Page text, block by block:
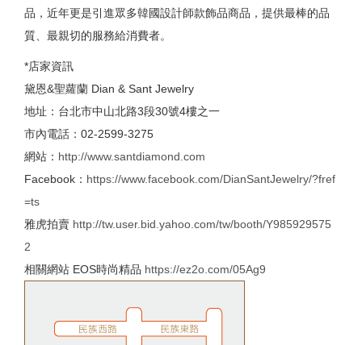
品，近年更是引進眾多韓國設計師款飾品商品，提供最棒的品
質、最親切的服務給消費者。
*店家資訊
黛恩&聖蘿蘭 Dian & Sant Jewelry
地址：台北市中山北路3段30號4樓之一
市內電話：02-2599-3275
網站： http://www.santdiamond.com
Facebook： https://www.facebook.com/DianSantJewelry/?fref
=ts
雅虎拍賣 http://tw.user.bid.yahoo.com/tw/booth/Y985929575
2
相關網站 EOS時尚精品 https://ez2o.com/05Ag9